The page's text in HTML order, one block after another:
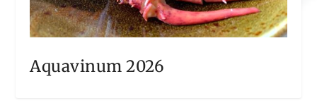
Aquavinum 2026